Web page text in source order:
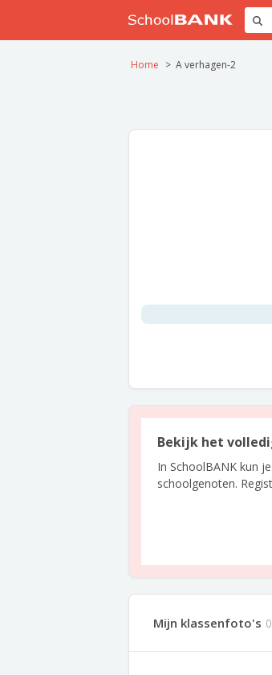
Home A verhagen-2
Bekijk het
In SchoolBANK kun je
schoolgenoten.
Mijn klassenfoto's 0